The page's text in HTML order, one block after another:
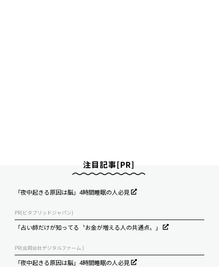
注目記事[PR]
「夜中起きる原因は脳」4時間睡眠の人必見
PR(ビタブリッドジャパン)
「占い師だけが知ってる〝お金が増える人の共通点〟」
PR(合同会社デジタルファーム )
「夜中起きる原因は脳」4時間睡眠の人必見